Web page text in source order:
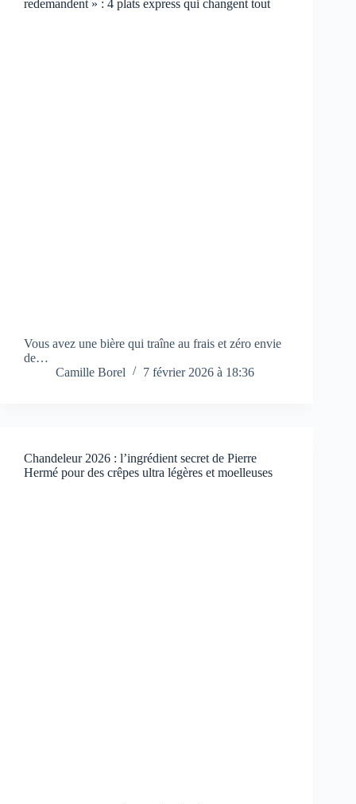
redemandent » : 4 plats express qui changent tout
Vous avez une bière qui traîne au frais et zéro envie
de…
Camille Borel
7 février 2026 à 18:36
Chandeleur 2026 : l’ingrédient secret de Pierre
Hermé pour des crêpes ultra légères et moelleuses